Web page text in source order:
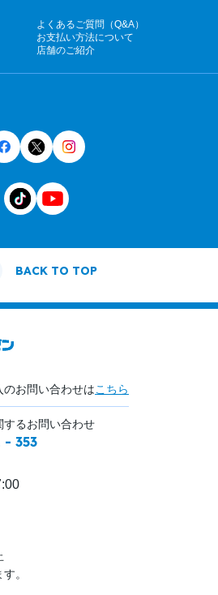
よくあるご質問（Q&A）
お支払い方法について
店舗のご紹介
BACK TO TOP
お問い合わせはこちら
するお問い合わせ
- 353
。